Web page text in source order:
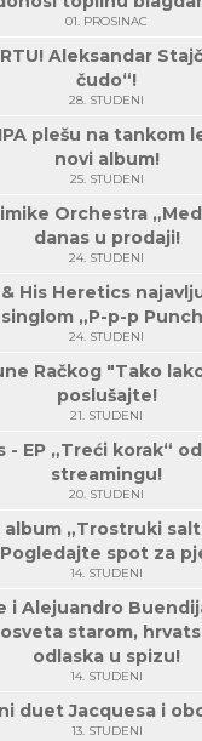
01. PROSINAC
Aleksandar
čudo“!
28. STUDENI
plešu na tankom
novi album!
25. STUDENI
Orchestra
danas u prodaji!
24. STUDENI
His Heretics
singlom „P-p-p
24. STUDENI
Račkog "Tako
poslušajte!
21. STUDENI
- EP „Treći korak“
streamingu!
20. STUDENI
album „Trostruki
spot za
14. STUDENI
i Alejuandro
starom,
odlaska u spizu!
14. STUDENI
duet Jacquesa i
13. STUDENI